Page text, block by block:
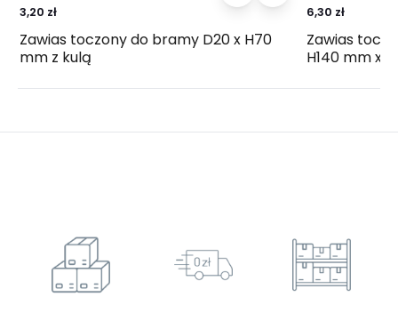
3,20 zł
Zawias toczony do bramy D20 x H70
mm z kulą
6,30 zł
Zawias
H140 mm x